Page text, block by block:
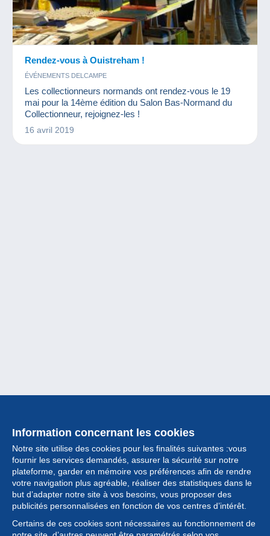
Rendez-vous à Ouistreham !
ÉVÉNEMENTS DELCAMPE
Les collectionneurs normands ont rendez-vous le 19
mai pour la 14ème édition du Salon Bas-Normand du
Collectionneur, rejoignez-les !
16 avril 2019
Information concernant les cookies
Notre site utilise des cookies pour les finalités suivantes :vous
fournir les services demandés, assurer la sécurité sur notre
plateforme, garder en mémoire vos préférences afin de rendre
votre navigation plus agréable, réaliser des statistiques dans le
but d’adapter notre site à vos besoins, vous proposer des
publicités personnalisées en fonction de vos centres d’intérêt.
Certains de ces cookies sont nécessaires au fonctionnement de
Collection
Actualités